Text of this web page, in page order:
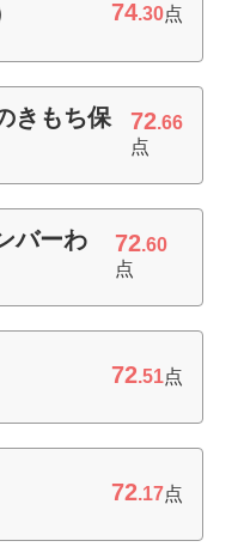
74.30点
きもち保
72.66
点
バーわ 72.60
点
72.51点
72.17点